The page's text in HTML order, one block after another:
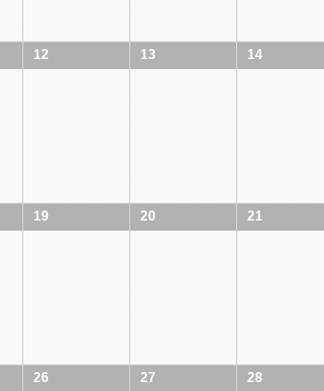
12 13 14
19 20 21
26 27 28